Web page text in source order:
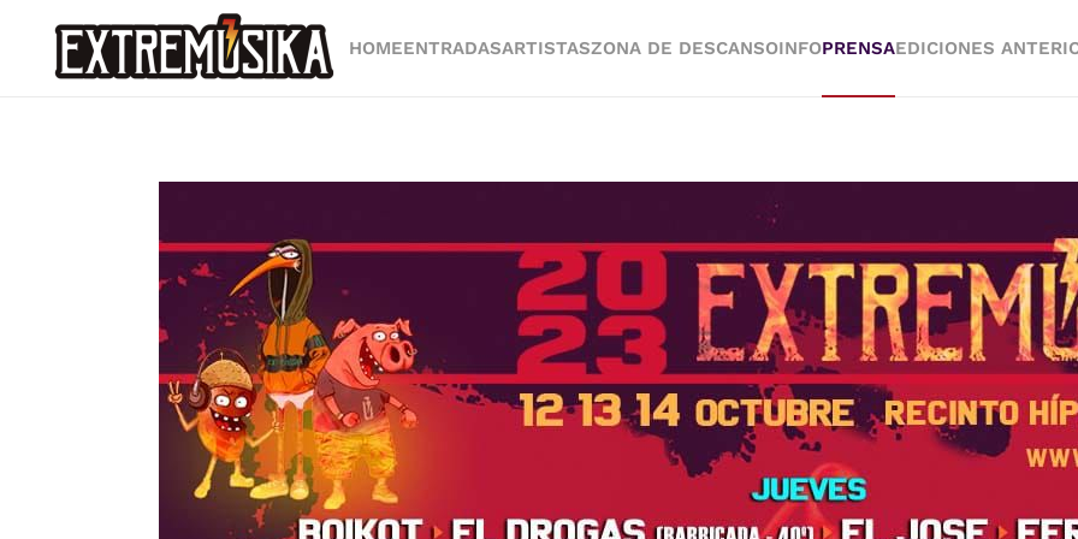
Ir al contenido principal
HOMEENTRADASARTISTASZONA DE DESCANSOINFOPRENSAEDICIONES